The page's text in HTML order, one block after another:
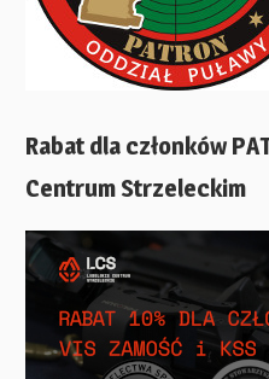
Rabat dla członków
Centrum Strzeleckim